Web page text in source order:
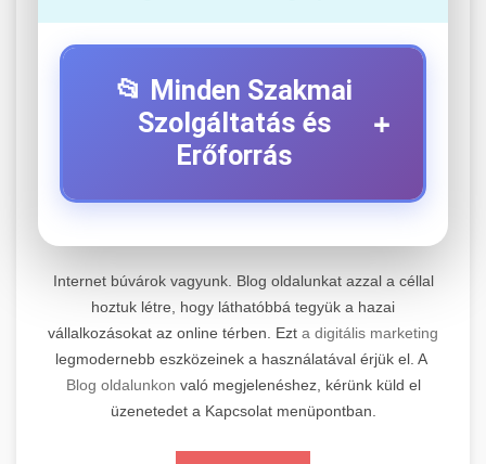
📂 Minden Szakmai
Szolgáltatás és
Erőforrás
+
+
Professzionális elektromos roller javítási és
karbantartási szolgáltatások. Szakértő
technikusaink minőségi szervízt nyújtanak
minden jelentős márkához és modellhez.
Szervizközpont Látogatása
📊 2. Online Marketing
Ügynökség
+
Átfogó online marketing szolgáltatások,
beleértve a SEO-t, közösségi média kezelést és
Internet búvárok vagyunk. Blog oldalunkat azzal a céllal
hoztuk létre, hogy láthatóbbá tegyük a hazai
vállalkozásokat az online térben. Ezt a digitális marketing
legmodernebb eszközeinek a használatával érjük el. A
Blog oldalunkon való megjelenéshez, kérünk küld el
üzenetedet a Kapcsolat menüpontban.